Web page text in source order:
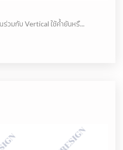
ร่วมกับ Vertical ใช้ค้ำยันหรื...